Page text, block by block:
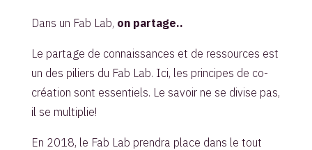
Dans un Fab Lab, on partage..
Le partage de connaissances et de ressources est
un des piliers du Fab Lab. Ici, les principes de co-
création sont essentiels. Le savoir ne se divise pas,
il se multiplie!
En 2018, le Fab Lab prendra place dans le tout